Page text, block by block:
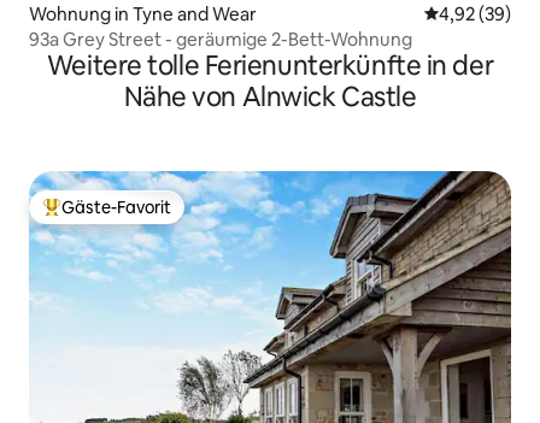
Wohnung in Tyne and Wear
4,92 (39)
93a Grey Street - geräumige 2-Bett-Wohnung
Weitere tolle Ferienunterkünfte in der
Nähe von Alnwick Castle
Beliebter Gäste-Favorit.
Gäste-Favorit